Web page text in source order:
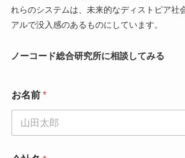
れらのシステムは、未来的なディストピア社
アルで没入感のあるものにしています。
ノーコード総合研究所に相談してみる
お名前 *